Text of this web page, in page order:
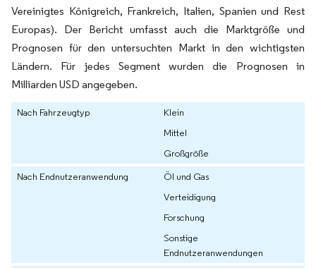
Vereinigtes Königreich, Frankreich, Italien, Spanien und Rest
Europas). Der Bericht umfasst auch die Marktgröße und
Prognosen für den untersuchten Markt in den wichtigsten
Ländern. Für jedes Segment wurden die Prognosen in
Milliarden USD angegeben.
Nach Fahrzeugtyp
Klein
Mittel
Großgröße
Nach Endnutzeranwendung
Öl und Gas
Verteidigung
Forschung
Sonstige
Endnutzeranwendungen